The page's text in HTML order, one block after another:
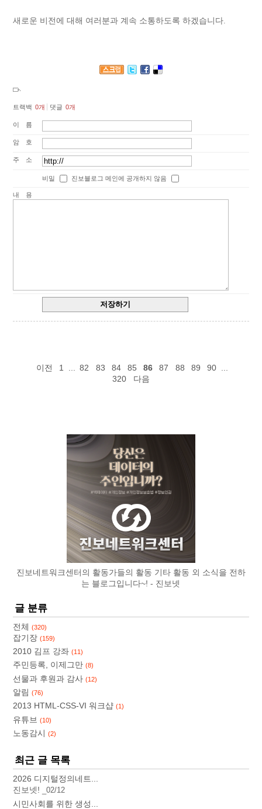
새로운 비전에 대해 여러분과 계속 소통하도록 하겠습니다.
트랙백 0개 댓글 0개
이름
암호
주소
비밀 진보블로그 메인에 공개하지 않음
내용
이전 1 82 83 84 85 86 87 88 89 90
320
다음
진보네트워크센터의 활동가들의 활동 기타 활동 외 소식을 전하
는 블로그입니다~!
진보넷
글 분류
전체(320)
잡기장(159)
2010 김프 강좌(11)
주민등록, 이제그만(8)
선물과 후원과 감사(12)
알림(76)
2013 HTML-CSS-VI 워크샵(1)
유튜브(10)
노동감시(2)
최근 글 목록
2026 디지털정의네트...
진보넷!
02/12
시민사회를 위한 생성...